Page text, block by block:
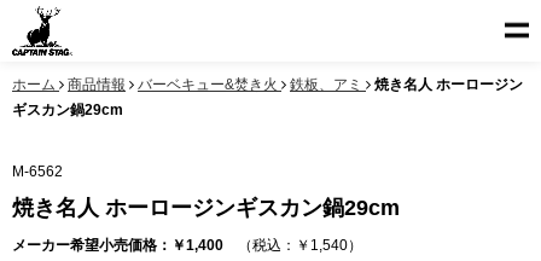
ホーム 商品情報 バーベキュー&焚き火 鉄板、アミ
焼き名人 ホーロージン
ギスカン鍋29cm
M-6562
焼き名人 ホーロージンギスカン鍋29cm
メーカー希望小売価格：￥1,400 （税込：￥1,540）